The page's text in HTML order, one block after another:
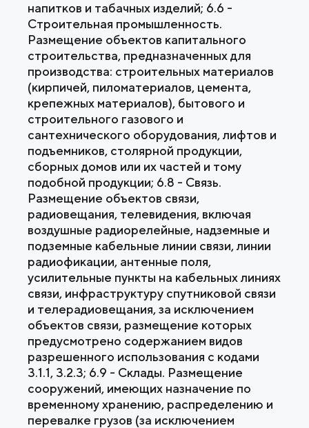
напитков и табачных изделий; 6.6 -
Строительная промышленность.
Размещение объектов капитального
строительства, предназначенных для
производства: строительных материалов
(кирпичей, пиломатериалов, цемента,
крепежных материалов), бытового и
строительного газового и
сантехнического оборудования, лифтов и
подъемников, столярной продукции,
сборных домов или их частей и тому
подобной продукции; 6.8 - Связь.
Размещение объектов связи,
радиовещания, телевидения, включая
воздушные радиорелейные, надземные и
подземные кабельные линии связи, линии
радиофикации, антенные поля,
усилительные пункты на кабельных линиях
связи, инфраструктуру спутниковой связи
и телерадиовещания, за исключением
объектов связи, размещение которых
предусмотрено содержанием видов
разрешенного использования с кодами
3.1.1, 3.2.3; 6.9 - Склады. Размещение
сооружений, имеющих назначение по
временному хранению, распределению и
перевалке грузов (за исключением